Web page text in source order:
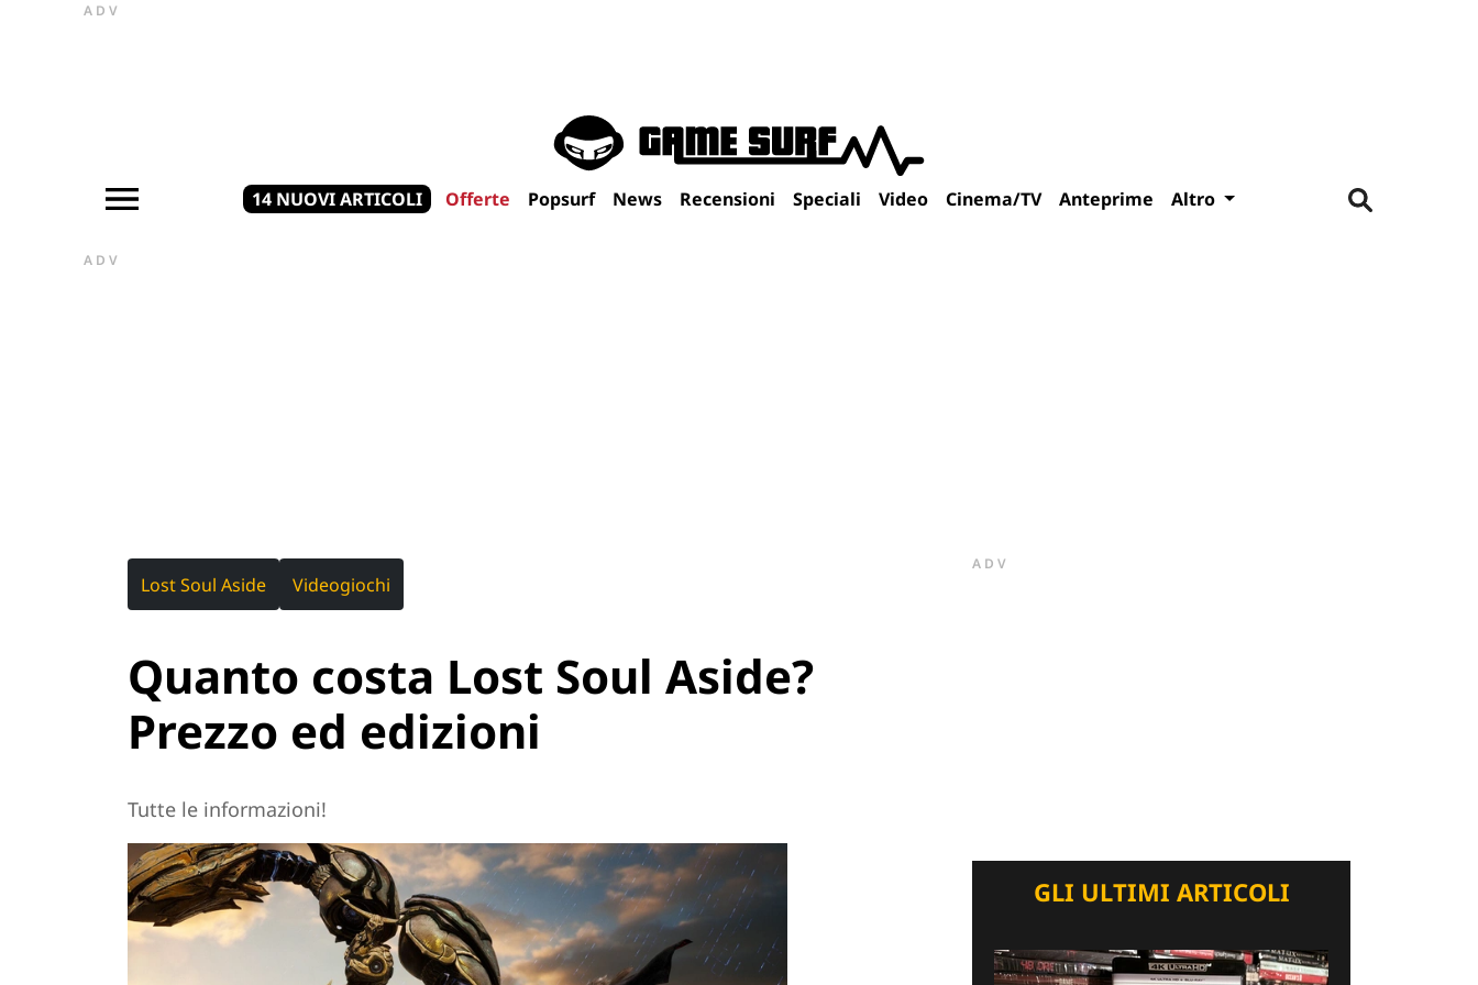
ADV
14 NUOVI ARTICOLI Offerte Popsurf News Recensioni Speciali Video Cinema/TV Anteprime Altro
ADV
Lost Soul Aside Videogiochi
Quanto costa Lost Soul Aside?
Prezzo ed edizioni
Tutte le informazioni!
ADV
GLI ULTIMI ARTICOLI